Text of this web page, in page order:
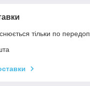
тільки по